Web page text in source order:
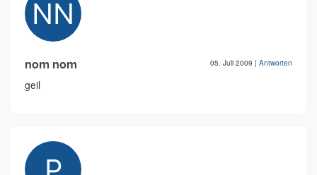
nom nom 05. Juli 2009 | Antworten
geil